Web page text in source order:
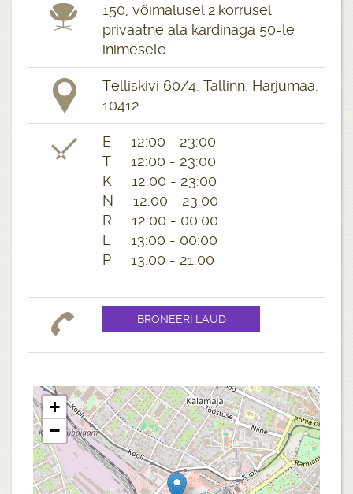
150, võimalusel 2.korrusel
privaatne ala kardinaga 50-le
inimesele
Telliskivi 60/4, Tallinn, Harjumaa,
10412
E 12:00 - 23:00
T 12:00 - 23:00
K 12:00 - 23:00
N 12:00 - 23:00
R 12:00 - 00:00
L 13:00 - 00:00
P 13:00 - 21:00
+
−